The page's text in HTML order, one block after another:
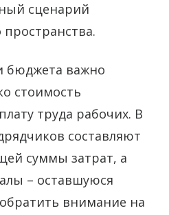
сценарий
бюджета важно
стоимость
труда рабочих. В
составляют
суммы затрат, а
– оставшуюся
внимание на